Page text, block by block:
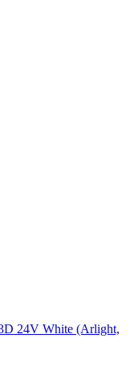
24V White (Arlight,